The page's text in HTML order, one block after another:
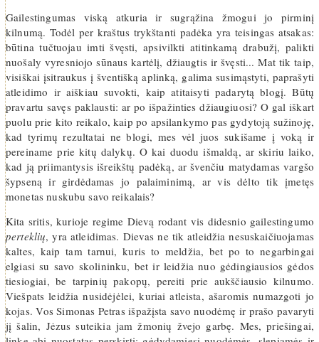
Gailestingumas viską atkuria ir sugrąžina žmogui jo pirminį
kilnumą. Todėl per kraštus trykštanti padėka yra teisingas atsakas:
būtina tučtuojau imti švęsti, apsivilkti atitinkamą drabužį, palikti
nuošaly vyresniojo sūnaus kartėlį, džiaugtis ir švęsti... Mat tik taip,
visiškai įsitraukus į šventišką aplinką, galima susimąstyti, paprašyti
atleidimo ir aiškiau suvokti, kaip atitaisyti padarytą blogį. Būtų
pravartu savęs paklausti: ar po išpažinties džiaugiuosi? O gal iškart
puolu prie kito reikalo, kaip po apsilankymo pas gydytoją sužinoję,
kad tyrimų rezultatai ne blogi, mes vėl juos sukišame į voką ir
pereiname prie kitų dalykų. O kai duodu išmaldą, ar skiriu laiko,
kad ją priimantysis išreikštų padėką, ar švenčiu matydamas vargšo
šypseną ir girdėdamas jo palaiminimą, ar vis dėlto tik įmetęs
monetas nuskubu savo reikalais?
Kita sritis, kurioje regime Dievą rodant vis didesnio gailestingumo
perteklių, yra atleidimas. Dievas ne tik atleidžia nesuskaičiuojamas
kaltes, kaip tam tarnui, kuris to meldžia, bet po to negarbingai
elgiasi su savo skolininku, bet ir leidžia nuo gėdingiausios gėdos
tiesiogiai, be tarpinių pakopų, pereiti prie aukščiausio kilnumo.
Viešpats leidžia nusidėjėlei, kuriai atleista, ašaromis numazgoti jo
kojas. Vos Simonas Petras išpažįsta savo nuodėmę ir prašo pavaryti
jį šalin, Jėzus suteikia jam žmonių žvejo garbę. Mes, priešingai,